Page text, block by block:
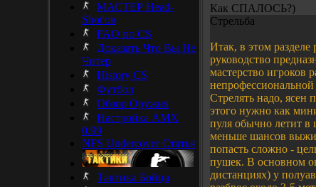
МАСТЕР Head-
Shot'ов
FAQ по CS
Доказать Что Вы Не
Читер
History CS
Футбол
Обзор Оружия
Настройка AMX
0.99
NFS Undercover Статья
Тактика Бойца
Как СПАЛОСЬ?)
Стрельба
Итак, в этом разделе
руководство
мастерство игроков
непрофессиональной
Стрелять надо, ясен
этого нужно как
пуля обычно летит в
меньше шансов
попасть сложно -
пушек. В основном
дистанциях) у